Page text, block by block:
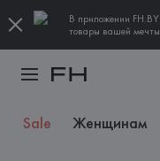
В приложении
товары вашей мечты
Sale Женщинам